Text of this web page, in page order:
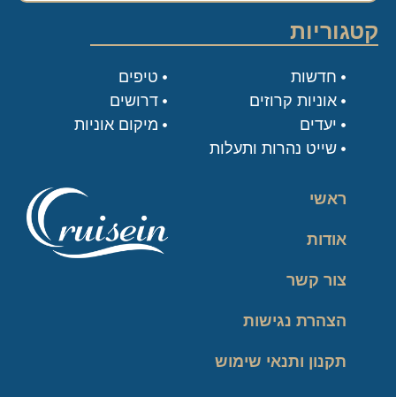
ראשי
אודות
צור קשר
הצהרת נגישות
תקנון ותנאי שימוש
קטגוריות
טיפים
דרושים
מיקום אוניות
חדשות
אוניות קרוזים
יעדים
שייט נהרות ותעלות